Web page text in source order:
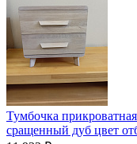
Тумбочка
сращенный дуб цвет